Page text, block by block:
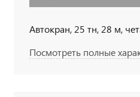
Автокран, 25 тн, 28 м,
Посмотреть полные